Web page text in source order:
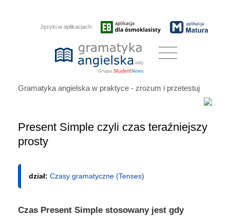
Języki w aplikacjach:
Gramatyka angielska w praktyce - zrozum i przetestuj
Present Simple czyli czas teraźniejszy
prosty
dział: Czasy gramatyczne (Tenses)
Czas Present Simple stosowany jest gdy